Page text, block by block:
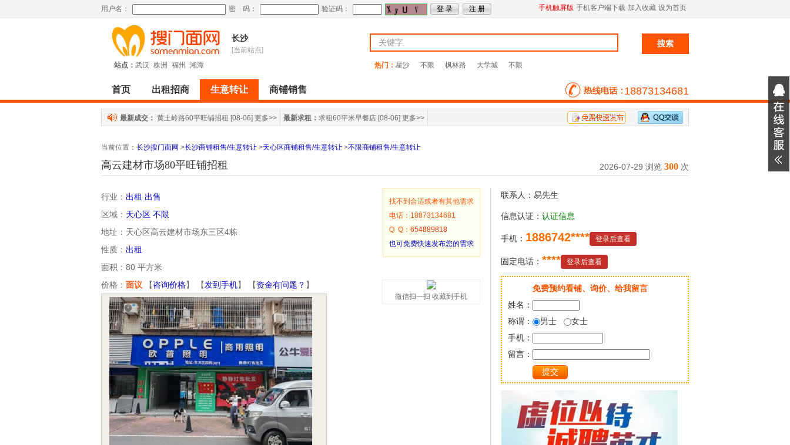
用户名： 密 码： 验证码： 手机触屏版 手机客户端下载 加入收藏 设为首页
长沙
[当前站点]
站点： 武汉 株洲 福州 湘潭 热门： 星沙 不限 枫林路 大学城 不限
首页 出租招商 生意转让 商铺销售 18873134681
最新成交： 黄土岭路60平旺铺招租 [08-06] 更多>> 最新求租： 求租60平米早餐店 [08-06] 更多>>
当前位置 ： 长沙搜门面网 >长沙商铺租售/生意转让 >天心区商铺租售/生意转让 >不限商铺租售/生意转让
高云建材市场80平旺铺招租 2026-07-29 浏览 300 次
行业： 出租 出售
区域： 天心区 不限
地址：天心区高云建材市场东三区4栋
性质： 出租
面积：80 平方米
价格： 面议 【咨询价格】 【发到手机】 【资金有问题？ 】
找不到合适或者有其他需求
电话：18873134681
Q Q： 654889818
也可免费快速发布您的需求
微信扫一扫 收藏到手机
联系人：易先生
信息认证： 认证信息
手机： 1886742**** 登录后查看
固定电话： **** 登录后查看
免费预约看铺、询价、给我留言
姓名：
称谓：
男士
女士
手机：
留言：